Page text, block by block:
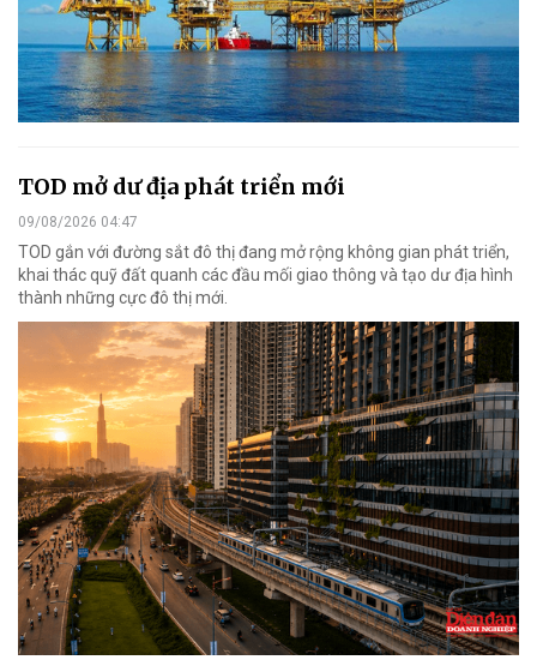
TOD mở dư địa phát triển mới
09/08/2026 04:47
TOD gắn với đường sắt đô thị đang mở rộng không gian phát triển,
khai thác quỹ đất quanh các đầu mối giao thông và tạo dư địa hình
thành những cực đô thị mới.